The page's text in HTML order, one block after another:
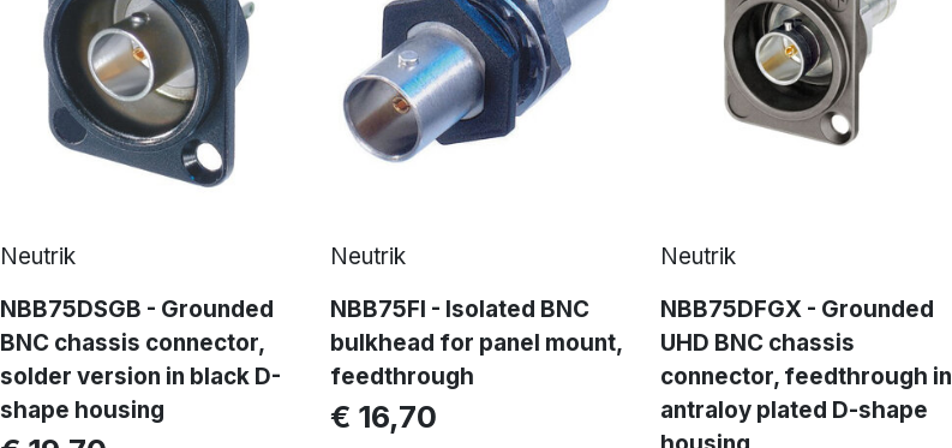
Neutrik
NBB75DSGB - Grounded
BNC chassis connector,
solder version in black D-
shape housing
Neutrik
NBB75FI - Isolated BNC
bulkhead for panel mount,
feedthrough
€ 16,70
Neutrik
NBB75DFGX - Grounded
UHD BNC chassis
connector, feedthrough in
antraloy plated D-shape